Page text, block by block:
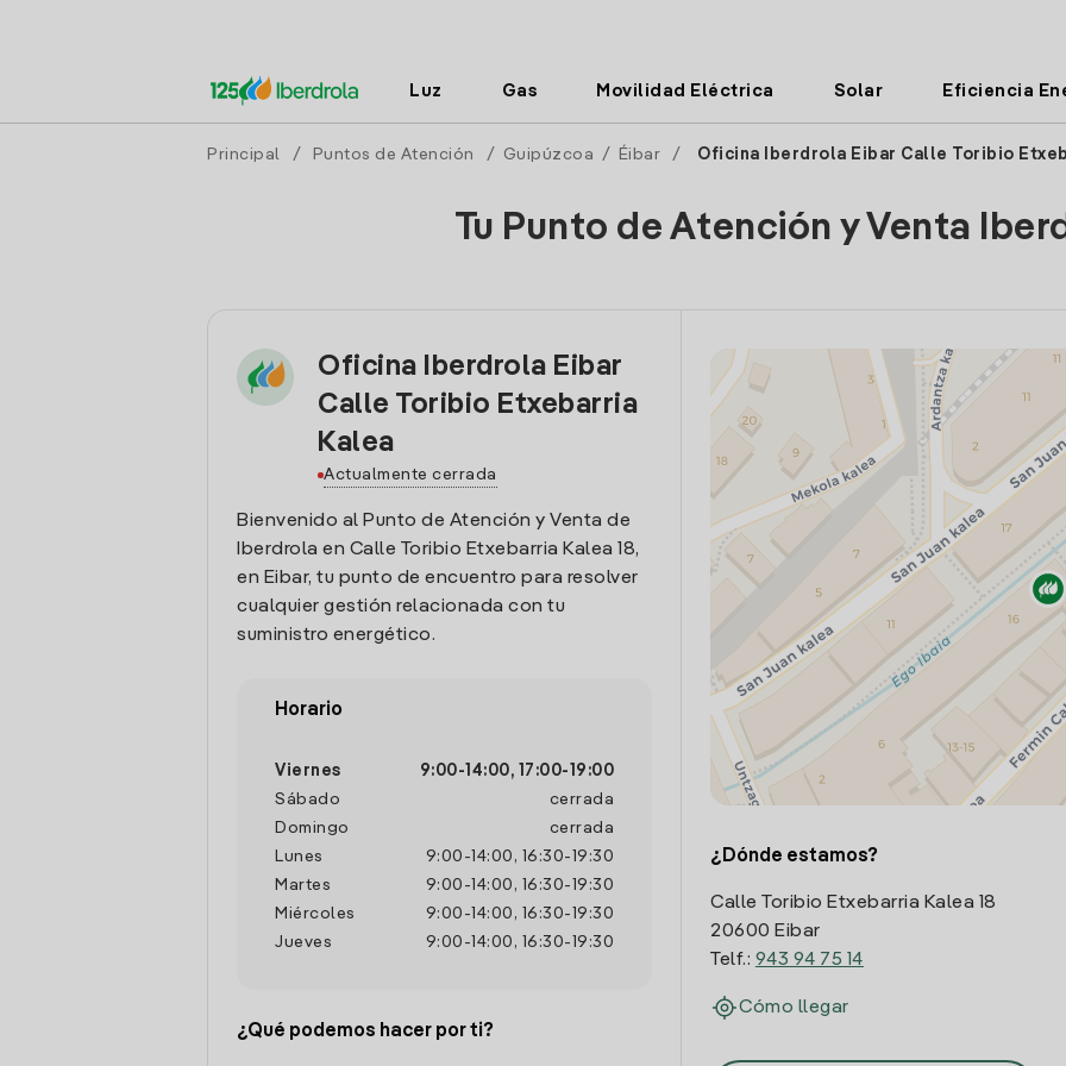
Luz Gas Movilidad Eléctrica Solar Eficiencia
Principal / Puntos de Atención / Guipúzcoa / Éibar / Oficina Iberdrola Eibar Calle Toribio
Tu Punto de Atención y Venta
Oficina Iberdrola Eibar
Calle Toribio Etxebarria
Kalea
Actualmente cerrada
Bienvenido al Punto de Atención y Venta de
Iberdrola en Calle Toribio Etxebarria Kalea 18,
en Eibar, tu punto de encuentro para resolver
cualquier gestión relacionada con tu
suministro energético.
Horario
Viernes 9:00- 14:00, 17:00- 19:00
Sábado
cerrada
Domingo
cerrada
Lunes
9:00 - 14:00 , 16:30- 19:30
Martes
9:00 - 14:00 , 16:30- 19:30
Miércoles
9:00 - 14:00 , 16:30- 19:30
Jueves
9:00 - 14:00 , 16:30- 19:30
¿Qué podemos hacer por ti?
¿Dónde estamos?
Calle Toribio Etxebarria Kalea 18
20600 Eibar
Telf.: 943 94 75 14
Cómo llegar